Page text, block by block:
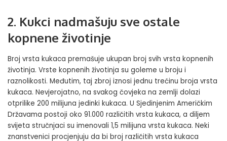
2. Kukci nadmašuju sve ostale
kopnene životinje
Broj vrsta kukaca premašuje ukupan broj svih vrsta kopnenih
životinja. Vrste kopnenih životinja su goleme u broju i
raznolikosti. Međutim, taj zbroj iznosi jednu trećinu broja vrsta
kukaca. Nevjerojatno, na svakog čovjeka na zemlji dolazi
otprilike 200 milijuna jedinki kukaca. U Sjedinjenim Američkim
Državama postoji oko 91.000 različitih vrsta kukaca, a diljem
svijeta stručnjaci su imenovali 1,5 milijuna vrsta kukaca. Neki
znanstvenici procjenjuju da bi broj različitih vrsta kukaca